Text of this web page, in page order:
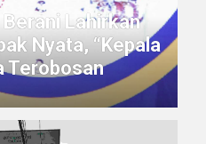
Lahirkan
Nyata, “Kepala
Terobosan